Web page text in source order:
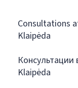
Consultations
Klaipėda
Klaipėda